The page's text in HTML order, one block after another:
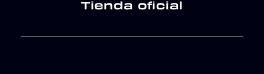
Tienda oficial